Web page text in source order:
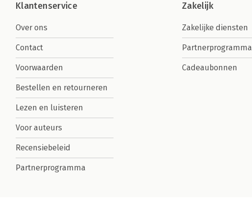
Klantenservice
Over ons
Contact
Voorwaarden
Bestellen en retourneren
Lezen en luisteren
Voor auteurs
Recensiebeleid
Partnerprogramma
Zakelijk
Zakelijke diensten
Partnerprogramma
Cadeaubonnen